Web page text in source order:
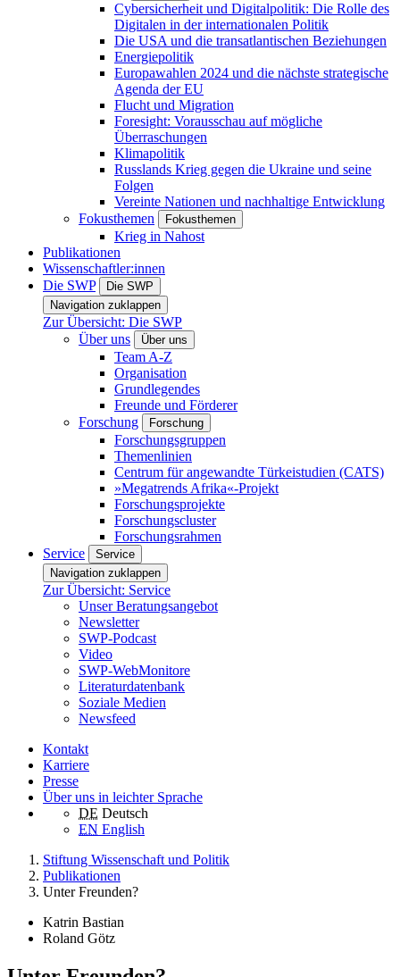
Cybersicherheit und Digitalpolitik: Die Rolle des
Digitalen in der internationalen Politik
Die USA und die transatlantischen Beziehungen
Energiepolitik
Europawahlen 2024 und die nächste strategische
Agenda der EU
Flucht und Migration
Foresight: Vorausschau auf mögliche
Überraschungen
Klimapolitik
Russlands Krieg gegen die Ukraine und seine
Folgen
Vereinte Nationen und nachhaltige Entwicklung
Fokusthemen
Fokusthemen
Krieg in Nahost
Publikationen
Wissenschaftler:innen
Die SWP
Die SWP
Navigation zuklappen
Zur Übersicht: Die SWP
Über uns
Über uns
Team A-Z
Organisation
Grundlegendes
Freunde und Förderer
Forschung
Forschung
Forschungsgruppen
Themenlinien
Centrum für angewandte Türkeistudien (CATS)
»Megatrends Afrika«-Projekt
Forschungsprojekte
Forschungscluster
Forschungsrahmen
Service
Service
Navigation zuklappen
Zur Übersicht: Service
Unser Beratungsangebot
Newsletter
SWP-Podcast
Video
SWP-WebMonitore
Literaturdatenbank
Soziale Medien
Newsfeed
Kontakt
Karriere
Presse
Über uns in leichter Sprache
DE Deutsch
EN English
Stiftung Wissenschaft und Politik
Publikationen
Unter Freunden?
Katrin Bastian
Roland Götz